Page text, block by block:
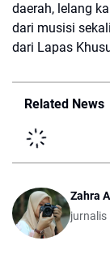
daerah, lelang
dari musisi
dari Lapas
Related News
Zahra
jurnalis